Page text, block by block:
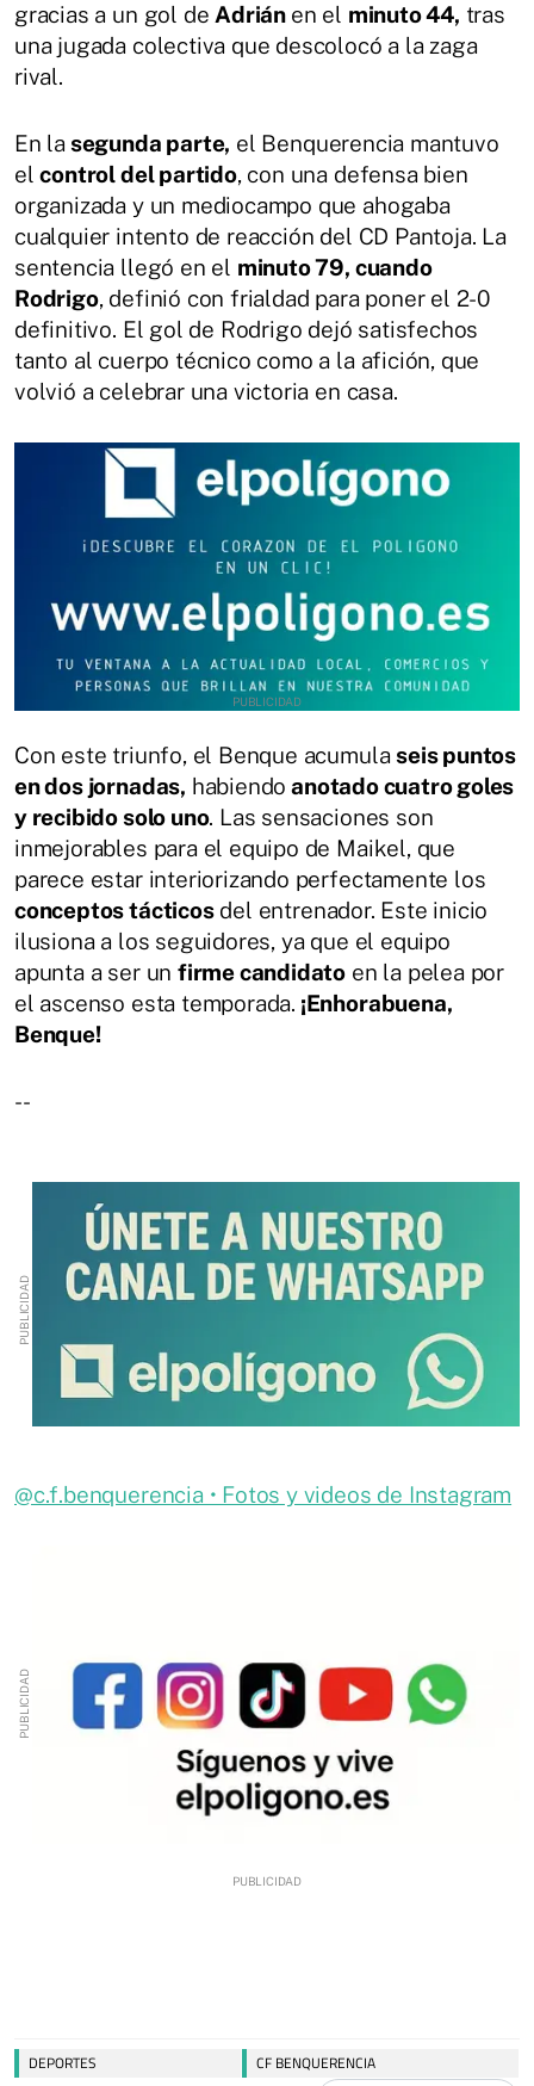
gracias a un gol de Adrián en el minuto 44, tras
una jugada colectiva que descolocó a la zaga
rival.
En la segunda parte, el Benquerencia mantuvo
elcontrol del partido, con una defensa bien
organizada y un mediocampo que ahogaba
cualquier intento de reacción del CD Pantoja. La
sentencia llegó en el minuto 79, cuando
Rodrigo, definió con frialdad para poner el 2-0
definitivo. El gol de Rodrigo dejó satisfechos
tanto al cuerpo técnico como a la afición, que
volvió a celebrar una victoria en casa.
Con este triunfo, el Benque acumulaseis puntos
en dos jornadas, habiendo anotado cuatro goles
y recibido solo uno. Las sensaciones son
inmejorables para el equipo de Maikel, que
parece estar interiorizando perfectamente los
conceptos tácticosdel entrenador. Este inicio
ilusiona a los seguidores, ya que el equipo
apunta a ser un firme candidato en la pelea por
el ascenso esta temporada. ¡Enhorabuena,
Benque!
--
@c.f.benquerencia • Fotos y videos de Instagram
DEPORTES CF BENQUERENCIA